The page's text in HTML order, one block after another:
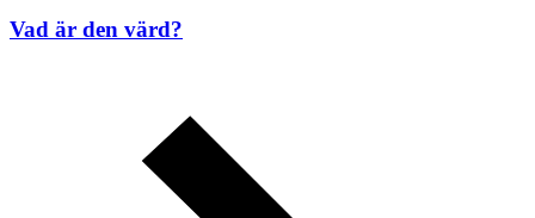
Vad är den värd?